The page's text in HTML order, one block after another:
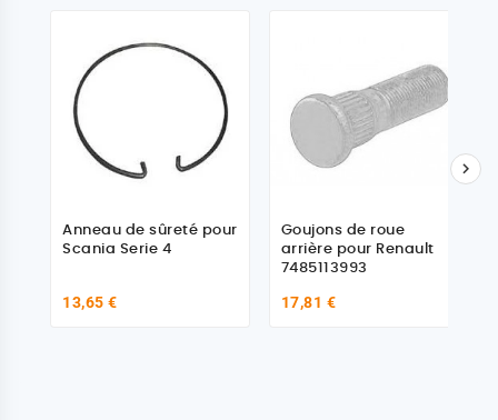
Anneau de sûreté pour
Scania Serie 4
13,65 €
Goujons de roue
arrière pour Renault
7485113993
17,81 €
